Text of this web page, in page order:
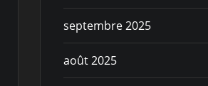
septembre 2025
août 2025